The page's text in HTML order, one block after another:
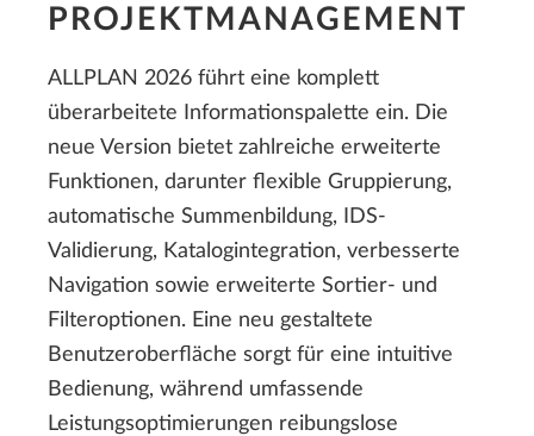
PROJEKTMANAGEMENT
ALLPLAN 2026 führt eine komplett
überarbeitete Informationspalette ein. Die
neue Version bietet zahlreiche erweiterte
Funktionen, darunter flexible Gruppierung,
automatische Summenbildung, IDS-
Validierung, Katalogintegration, verbesserte
Navigation sowie erweiterte Sortier- und
Filteroptionen. Eine neu gestaltete
Benutzeroberfläche sorgt für eine intuitive
Bedienung, während umfassende
Leistungsoptimierungen reibungslose